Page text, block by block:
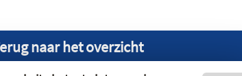
naar het overzicht